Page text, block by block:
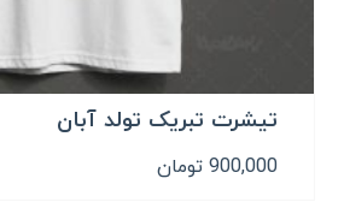
تیشرت تبریک تولد آبان
900,000 تومان